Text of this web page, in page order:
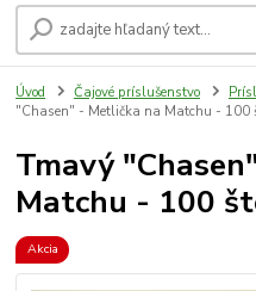
Úvod Čajové príslušenstvo
"Chasen" - Metlička na Matchu - 100
Tmavý
Matchu - 100
Akcia